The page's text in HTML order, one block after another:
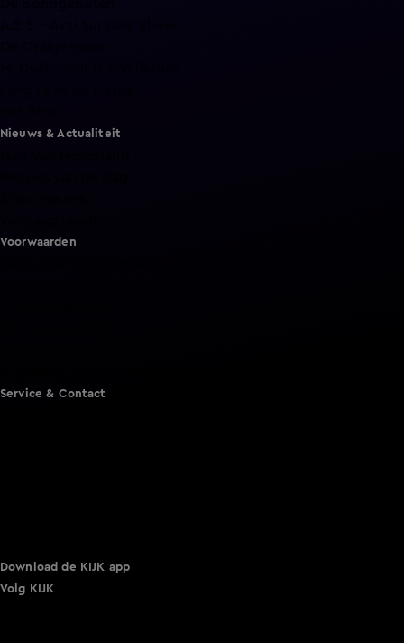
Nieuws & Actualiteit
Voorwaarden
Service & Contact
Download de KIJK app
Volg KIJK